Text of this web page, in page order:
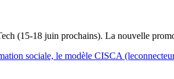
(15-18 juin prochains). La nouvelle
sociale, le modèle CISCA